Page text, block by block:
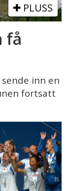
PLUSS
få
inn en
fortsatt